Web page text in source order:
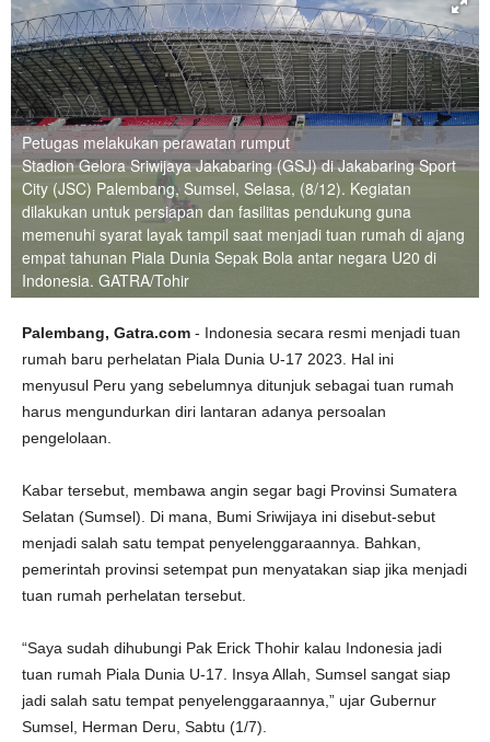
Petugas melakukan perawatan rumput
Stadion Gelora Sriwijaya Jakabaring (GSJ) di Jakabaring Sport
City (JSC) Palembang, Sumsel, Selasa, (8/12). Kegiatan
dilakukan untuk persiapan dan fasilitas pendukung guna
memenuhi syarat layak tampil saat menjadi tuan rumah di ajang
empat tahunan Piala Dunia Sepak Bola antar negara U20 di
Indonesia. GATRA/Tohir
Palembang, Gatra.com - Indonesia secara resmi menjadi tuan
rumah baru perhelatan Piala Dunia U-17 2023. Hal ini
menyusul Peru yang sebelumnya ditunjuk sebagai tuan rumah
harus mengundurkan diri lantaran adanya persoalan
pengelolaan.
Kabar tersebut, membawa angin segar bagi Provinsi Sumatera
Selatan (Sumsel). Di mana, Bumi Sriwijaya ini disebut-sebut
menjadi salah satu tempat penyelenggaraannya. Bahkan,
pemerintah provinsi setempat pun menyatakan siap jika menjadi
tuan rumah perhelatan tersebut.
“Saya sudah dihubungi Pak Erick Thohir kalau Indonesia jadi
tuan rumah Piala Dunia U-17. Insya Allah, Sumsel sangat siap
jadi salah satu tempat penyelenggaraannya,” ujar Gubernur
Sumsel, Herman Deru, Sabtu (1/7).